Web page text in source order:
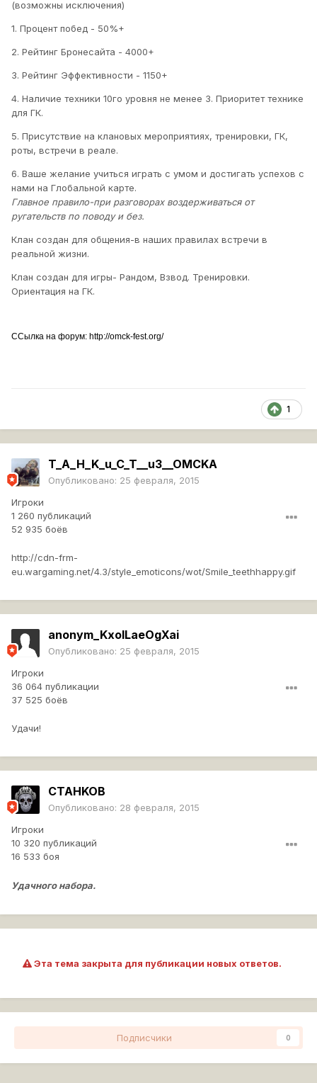
(возможны исключения)
1. Процент побед - 50%+
2. Рейтинг Бронесайта - 4000+
3. Рейтинг Эффективности - 1150+
4. Наличие техники 10го уровня не менее 3. Приоритет технике
для ГК.
5. Присутствие на клановых мероприятиях, тренировки, ГК,
роты, встречи в реале.
6. Ваше желание учиться играть с умом и достигать успехов с
нами на Глобальной карте.
Главное правило-при разговорах воздерживаться от
ругательств по поводу и без.
Клан создан для общения-в наших правилах встречи в
реальной жизни.
Клан создан для игры- Рандом, Взвод. Тренировки.
Ориентация на ГК.
ССылка на форум: http://omck-fest.org/
1
T_A_H_K_u_C_T__u3__OMCKA
Опубликовано: 25 февраля, 2015
Игроки
1 260 публикаций
52 935 боёв
http://cdn-frm-
eu.wargaming.net/4.3/style_emoticons/wot/Smile_teethhappy.gif
anonym_KxoILaeOgXai
Опубликовано: 25 февраля, 2015
Игроки
36 064 публикации
37 525 боёв
Удачи!
CTAHKOB
Опубликовано: 28 февраля, 2015
Игроки
10 320 публикаций
16 533 боя
Удачного набора.
Эта тема закрыта для публикации новых ответов.
Подписчики 0